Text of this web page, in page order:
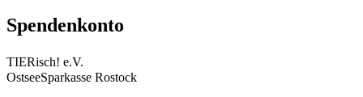
Spendenkonto
TIERisch! e.V.
OstseeSparkasse Rostock